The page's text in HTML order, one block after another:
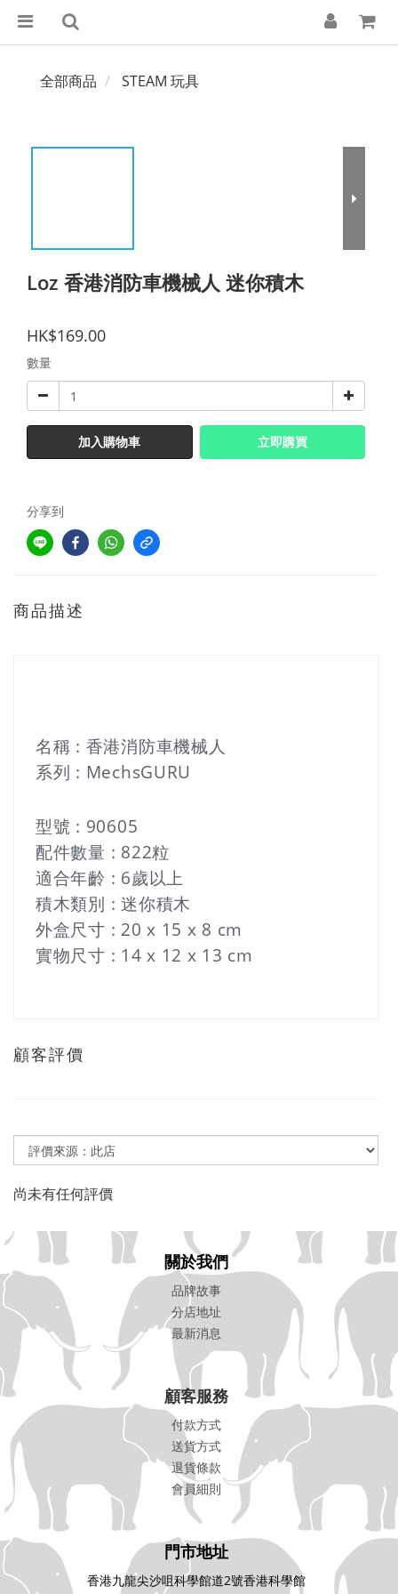
全部商品 STEAM 玩具
Loz 香港消防車機械人 迷你積木
HK$169.00
數量
加入購物車 立即購買
分享到
商品描述
名稱 : 香港消防車機械人
系列 : MechsGURU
型號 : 90605
配件數量 : 822粒
適合年齡 : 6歲以上
積木類別 : 迷你積木
外盒尺寸 : 20 x 15 x 8 cm
實物尺寸 : 14 x 12 x 13 cm
顧客評價
尚未有任何評價
關於我們
品牌故事
分店地址
最新消息
顧客服務
付款方式
送貨方式
退貨條款
會員細則
門市地址
香港九龍尖沙咀科學館道2號香港科學館